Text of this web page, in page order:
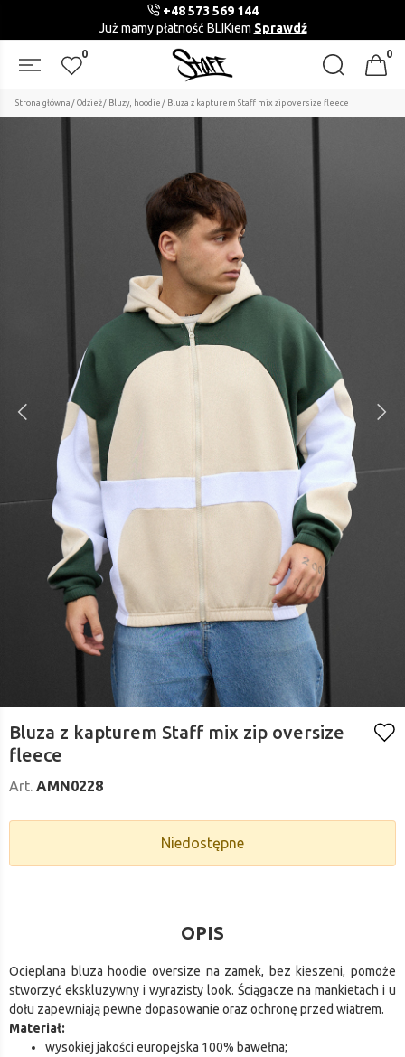
+48 573 569 144
Już mamy płatność BLIKiem Sprawdź
0 0
Strona główna Odzież Bluzy, hoodie Bluza z kapturem Staff mix zip oversize fleece
Bluza z kapturem Staff mix zip oversize
fleece
Art. AMN0228
Niedostępne
OPIS
Ocieplana bluza hoodie oversize na zamek, bez kieszeni, pomoże
stworzyć ekskluzywny i wyrazisty look. Ściągacze na mankietach i u
dołu zapewniają pewne dopasowanie oraz ochronę przed wiatrem.
Materiał:
wysokiej jakości europejska 100% bawełna;